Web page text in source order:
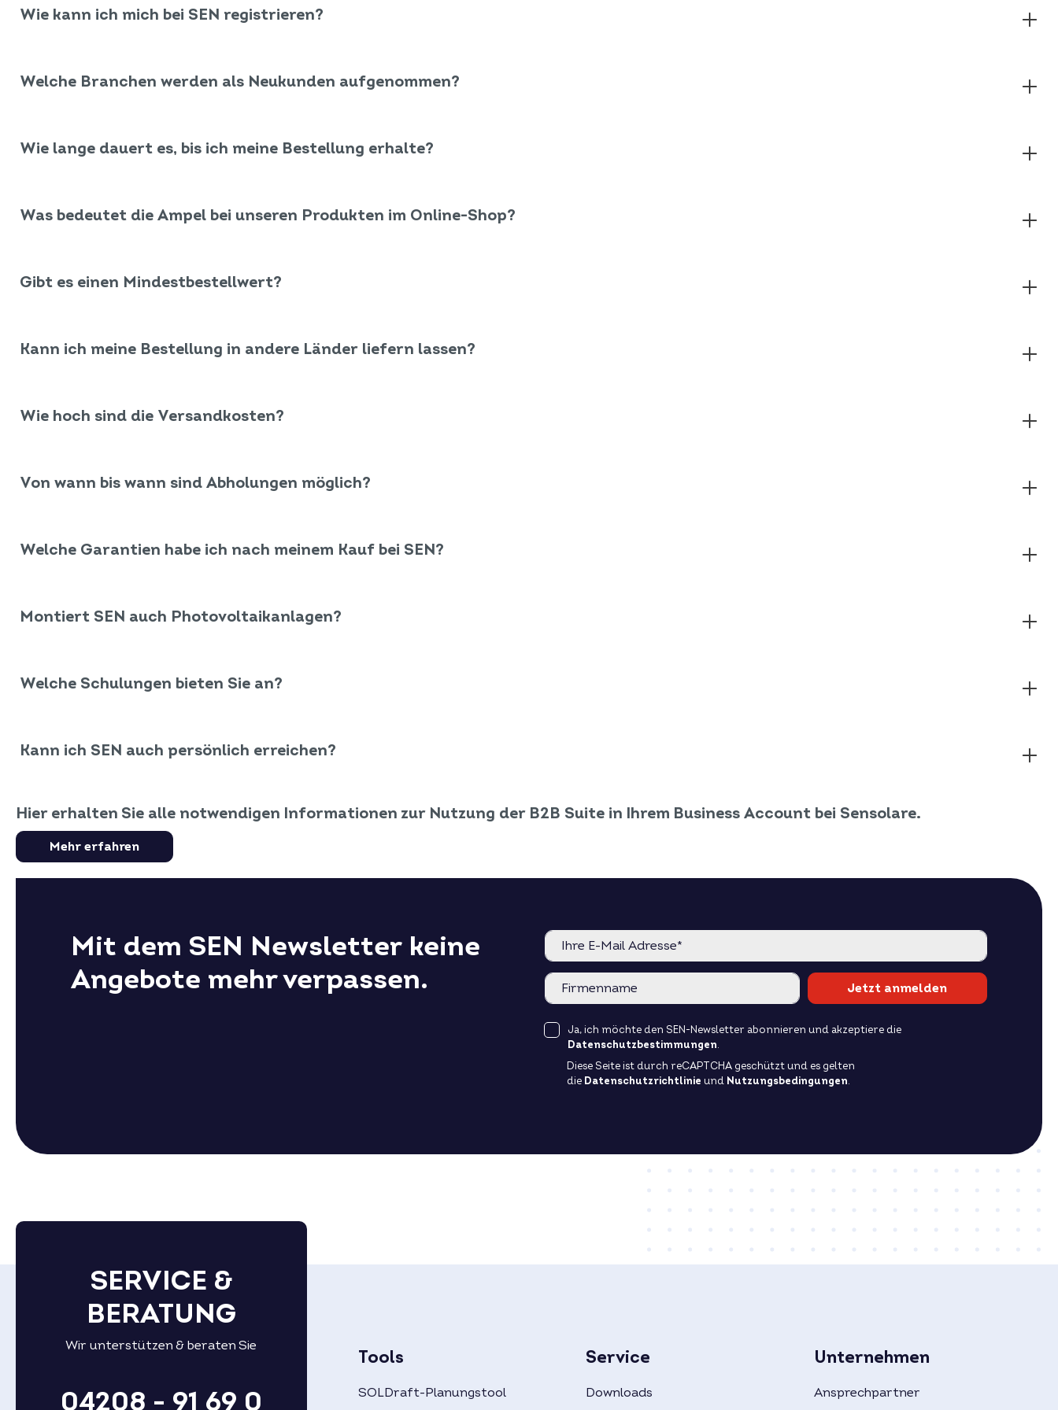
Wie kann ich mich bei SEN registrieren?
Welche Branchen werden als Neukunden aufgenommen?
Wie lange dauert es, bis ich meine Bestellung erhalte?
Was bedeutet die Ampel bei unseren Produkten im Online-Shop?
Gibt es einen Mindestbestellwert?
Kann ich meine Bestellung in andere Länder liefern lassen?
Wie hoch sind die Versandkosten?
Von wann bis wann sind Abholungen möglich?
Welche Garantien habe ich nach meinem Kauf bei SEN?
Montiert SEN auch Photovoltaikanlagen?
Welche Schulungen bieten Sie an?
Kann ich SEN auch persönlich erreichen?
Hier erhalten Sie alle notwendigen Informationen zur Nutzung der B2B Suite in Ihrem Business Account bei Sensolare.
Mehr erfahren
Mit dem SEN Newsletter keine
Angebote mehr verpassen.
Jetzt anmelden
Ja, ich möchte den SEN-Newsletter abonnieren und akzeptiere die
Datenschutzbestimmungen.
Diese Seite ist durch reCAPTCHA geschützt und es gelten
die Datenschutzrichtlinie und Nutzungsbedingungen.
SERVICE &
BERATUNG
Wir unterstützen & beraten Sie
04208 - 91 69 0
Tools
SOLDraft-Planungstool
Service
Downloads
Unternehmen
Ansprechpartner